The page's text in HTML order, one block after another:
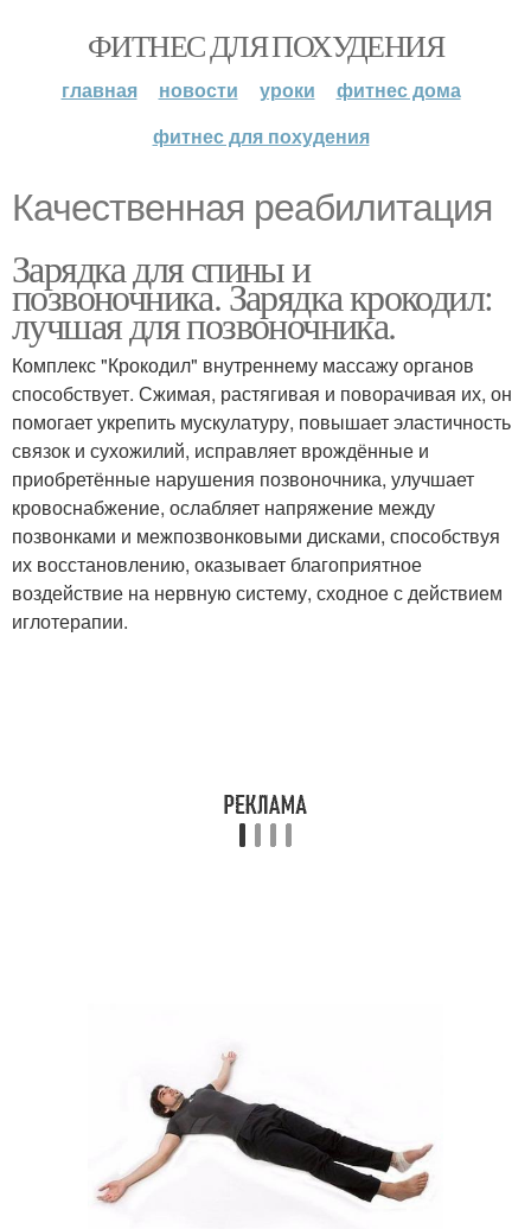
ФИТНЕС ДЛЯ ПОХУДЕНИЯ
главная новости уроки
фитнес дома
фитнес для похудения
Качественная реабилитация
Зарядка для спины и
позвоночника. Зарядка крокодил:
лучшая для позвоночника.
Комплекс "Крокодил" внутреннему массажу органов
способствует. Сжимая, растягивая и поворачивая их, он
помогает укрепить мускулатуру, повышает эластичность
связок и сухожилий, исправляет врождённые и
приобретённые нарушения позвоночника, улучшает
кровоснабжение, ослабляет напряжение между
позвонками и межпозвонковыми дисками, способствуя
их восстановлению, оказывает благоприятное
воздействие на нервную систему, сходное с действием
иглотерапии.